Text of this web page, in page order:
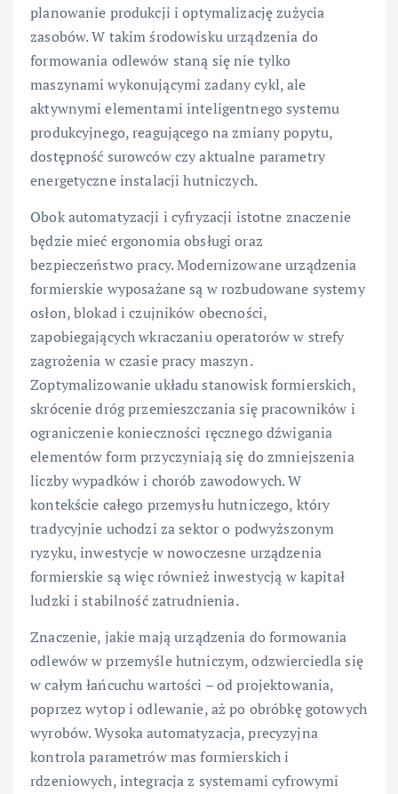
planowanie produkcji i optymalizację zużycia
zasobów. W takim środowisku urządzenia do
formowania odlewów staną się nie tylko
maszynami wykonującymi zadany cykl, ale
aktywnymi elementami inteligentnego systemu
produkcyjnego, reagującego na zmiany popytu,
dostępność surowców czy aktualne parametry
energetyczne instalacji hutniczych.
Obok automatyzacji i cyfryzacji istotne znaczenie
będzie mieć ergonomia obsługi oraz
bezpieczeństwo pracy. Modernizowane urządzenia
formierskie wyposażane są w rozbudowane systemy
osłon, blokad i czujników obecności,
zapobiegających wkraczaniu operatorów w strefy
zagrożenia w czasie pracy maszyn.
Zoptymalizowanie układu stanowisk formierskich,
skrócenie dróg przemieszczania się pracowników i
ograniczenie konieczności ręcznego dźwigania
elementów form przyczyniają się do zmniejszenia
liczby wypadków i chorób zawodowych. W
kontekście całego przemysłu hutniczego, który
tradycyjnie uchodzi za sektor o podwyższonym
ryzyku, inwestycje w nowoczesne urządzenia
formierskie są więc również inwestycją w kapitał
ludzki i stabilność zatrudnienia.
Znaczenie, jakie mają urządzenia do formowania
odlewów w przemyśle hutniczym, odzwierciedla się
w całym łańcuchu wartości – od projektowania,
poprzez wytop i odlewanie, aż po obróbkę gotowych
wyrobów. Wysoka automatyzacja, precyzyjna
kontrola parametrów mas formierskich i
rdzeniowych, integracja z systemami cyfrowymi